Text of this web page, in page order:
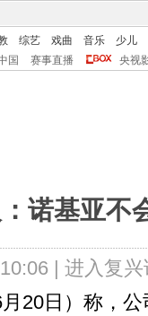
综艺 戏曲 音乐
少儿
国 赛事直播 央视
诺基亚不
| 进入复兴
日）称，公